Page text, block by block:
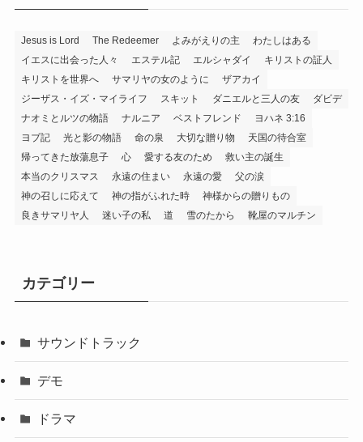
Jesus is Lord The Redeemer よみがえりの主
わたしはある
イエスに出会った人々
エステル記 エルシャダイ
キリストの証人
キリストを世界へ
サマリヤの女のように
ザアカイ
ジーザス・イズ・マイライフ
スキット ダニエルと三人の友
ダビデ
ナオミとルツの物語
ナルニア ベストフレンド
ヨハネ 3:16
ヨブ記
光と影の物語 命の泉 大切な贈り物
天国の待合室
帰ってきた放蕩息子
心 愛する友のため
救い主の誕生
本当のクリスマス
永遠の住まい 永遠の愛
父の涙
神の召しに応えて
神の指がふれた時
神様からの贈りもの
良きサマリヤ人
迷い子の私 道 雪のたから 靴屋のマルチン
カテゴリー
サウンドトラック
デモ
ドラマ